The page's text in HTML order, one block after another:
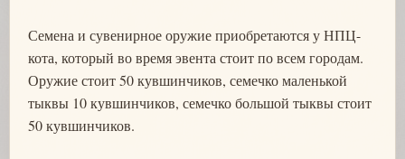
Семена и сувенирное оружие приобретаются у НПЦ-
кота, который во время эвента стоит по всем городам.
Оружие стоит 50 кувшинчиков, семечко маленькой
тыквы 10 кувшинчиков, семечко большой тыквы стоит
50 кувшинчиков.